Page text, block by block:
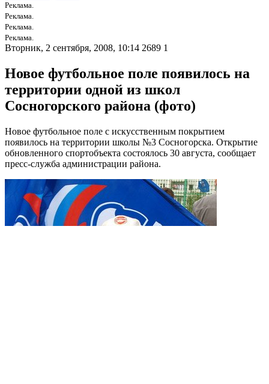
Реклама.
Реклама.
Реклама.
Реклама.
Вторник, 2 сентября, 2008, 10:14 2689 1
Новое футбольное поле появилось на
территории одной из школ
Сосногорского района (фото)
Новое футбольное поле с искусственным покрытием
появилось на территории школы №3 Сосногорска. Открытие
обновленного спортобъекта состоялось 30 августа, сообщает
пресс-служба администрации района.